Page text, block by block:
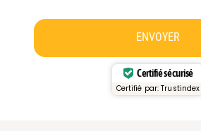
ENVOYER
Certifié sécurisé
Certifié par:Trustindex